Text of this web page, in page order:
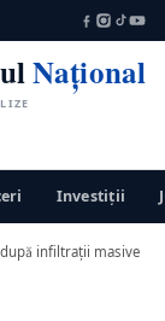
Național
Investiții
infiltrații masive